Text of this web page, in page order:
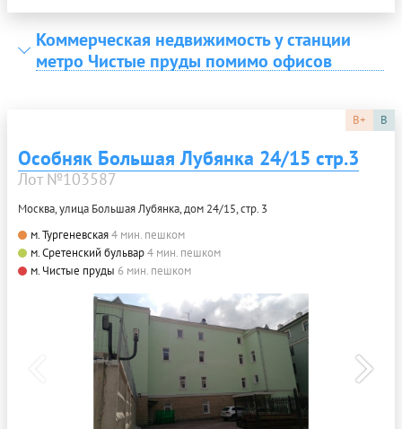
Коммерческая недвижимость у станции
метро Чистые пруды помимо офисов
B+ B
Особняк Большая Лубянка 24/15 стр.3
Лот №103587
Москва, улица Большая Лубянка, дом 24/15, стр. 3
м. Тургеневская4 мин. пешком
м. Сретенский бульвар4 мин. пешком
м. Чистые пруды 6 мин. пешком